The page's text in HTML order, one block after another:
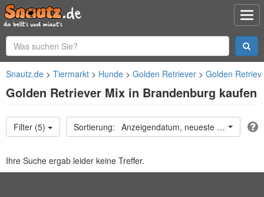
Snautz.de Tiermarkt Hunde Golden Retriever Golden
Golden Retriever Mix in Brandenburg kaufen
Filter (5) Anzeigendatum, neueste oben
Ihre Suche ergab leider keine Treffer.